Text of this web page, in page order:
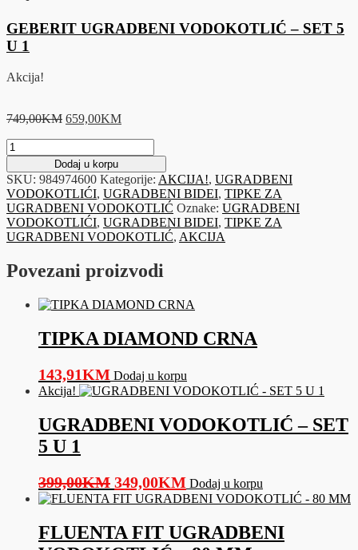
GEBERIT UGRADBENI VODOKOTLIĆ – SET 5
U 1
Akcija!
749,00KM Original
749,00KM.
659,00KMCurrent
659,00KM.
GEBERIT
UGRADBENI
VODOKOTLIĆ
–
SET
5
U
1
Dodaj u korpu
SKU: 984974600 Kategorije: AKCIJA!, UGRADBENI
VODOKOTLIĆI, UGRADBENI BIDEI, TIPKE ZA
UGRADBENI VODOKOTLIĆ Oznake: UGRADBENI
VODOKOTLIĆI, UGRADBENI BIDEI, TIPKE ZA
UGRADBENI VODOKOTLIĆ, AKCIJA
Povezani proizvodi
TIPKA DIAMOND CRNA
143,91KM Dodaj u korpu
Akcija!
UGRADBENI VODOKOTLIĆ – SET
5 U 1
399,00KM Original
price
399,00KM.
349,00KMCurrent
price
349,00KM.
Dodaj u korpu
FLUENTA FIT UGRADBENI